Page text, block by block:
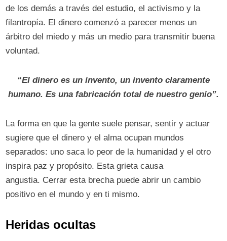
de los demás a través del estudio, el activismo y la
filantropía. El dinero comenzó a parecer menos un
árbitro del miedo y más un medio para transmitir buena
voluntad.
“El dinero es un invento, un invento claramente
humano. Es una fabricación total de nuestro genio”.
La forma en que la gente suele pensar, sentir y actuar
sugiere que el dinero y el alma ocupan mundos
separados: uno saca lo peor de la humanidad y el otro
inspira paz y propósito. Esta grieta causa
angustia. Cerrar esta brecha puede abrir un cambio
positivo en el mundo y en ti mismo.
Heridas ocultas